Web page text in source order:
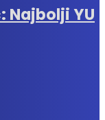
Najbolji YU